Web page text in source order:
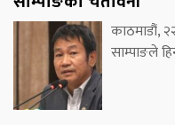
काठमाडौं,
साम्पाङले